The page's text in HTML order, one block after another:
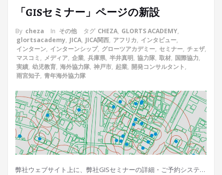
「GISセミナー」ページの新設
By cheza In その他 タグ CHEZA, GLORTS ACADEMY,
glortsacademy, JICA, JICA関西, アフリカ, インタビュー,
インターン, インターンシップ, グローツアカデミー, セミナー, チェザ,
マスコミ , メディア, 企業, 兵庫県, 半井真明, 協力隊, 取材, 国際協力,
実績, 幼児教育, 海外協力隊, 神戸市, 起業, 開発コンサルタント,
雨宮知子, 青年海外協力隊
弊社ウェブサイト上に、弊社GISセミナーの詳細・ご予約システ…